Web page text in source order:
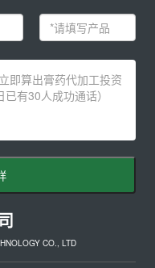
CO., LTD